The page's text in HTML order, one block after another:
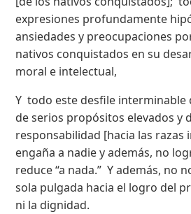
expresiones profundamente
ansiedades y preocupaciones
nativos conquistados en su
moral e intelectual,
Y todo este desfile interminable
de serios propósitos elevados y
responsabilidad [hacia las razas
engaña a nadie y además, no
reduce “a nada.” Y además, no
sola pulgada hacia el logro del
ni la dignidad.